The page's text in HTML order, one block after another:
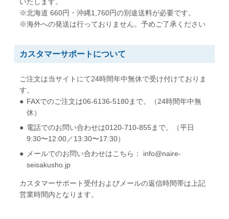
いたします。
※北海道 660円・沖縄1,760円の別途送料が必要です。
※海外への発送は行っておりません。予めご了承ください
カスタマーサポートについて
ご注文は当サイトにて24時間年中無休で受け付けておりま
す。
FAXでのご注文は06-6136-5180まで。（24時間年中無
休）
電話でのお問い合わせは0120-710-855まで。（平日
9:30〜12:00／13:30〜17:30）
メールでのお問い合わせはこちら： info@naire-
seisakusho.jp
カスタマーサポート受付およびメールの返信時間帯は上記
営業時間内となります。